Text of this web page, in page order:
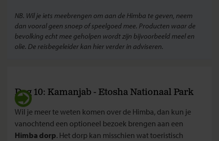
NB. Wil je iets meebrengen om aan de Himba te geven, neem
dan vooral geen snoep of speelgoed mee. Producten waar de
bevolking echt mee geholpen wordt zijn bijvoorbeeld meel en
olie. De reisbegeleider kan hier verder in adviseren.
Dag 10: Kamanjab - Etosha Nationaal Park
Wil je meer te weten komen over de Himba, dan kun je
vanochtend een optioneel bezoek brengen aan een
Himba dorp. Het dorp kan misschien wat toeristisch